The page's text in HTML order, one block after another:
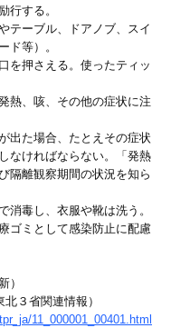
行する。
テーブル、ドアノブ、スイ
ド等）。
を押さえる。使ったティッ
熱、咳、その他の症状に注
出た場合、たとえその症状
なければならない。「発熱
隔離観察期間の状況を知ら
消毒し、衣服や靴は洗う。
ゴミとして感染防止に配慮
）
３省関連情報）
11_000001_00401.html